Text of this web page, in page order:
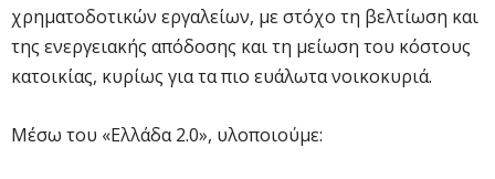
χρηματοδοτικών εργαλείων, με στόχο τη βελτίωση και
της ενεργειακής απόδοσης και τη μείωση του κόστους
κατοικίας, κυρίως για τα πιο ευάλωτα νοικοκυριά.
Μέσω του «Ελλάδα 2.0», υλοποιούμε: